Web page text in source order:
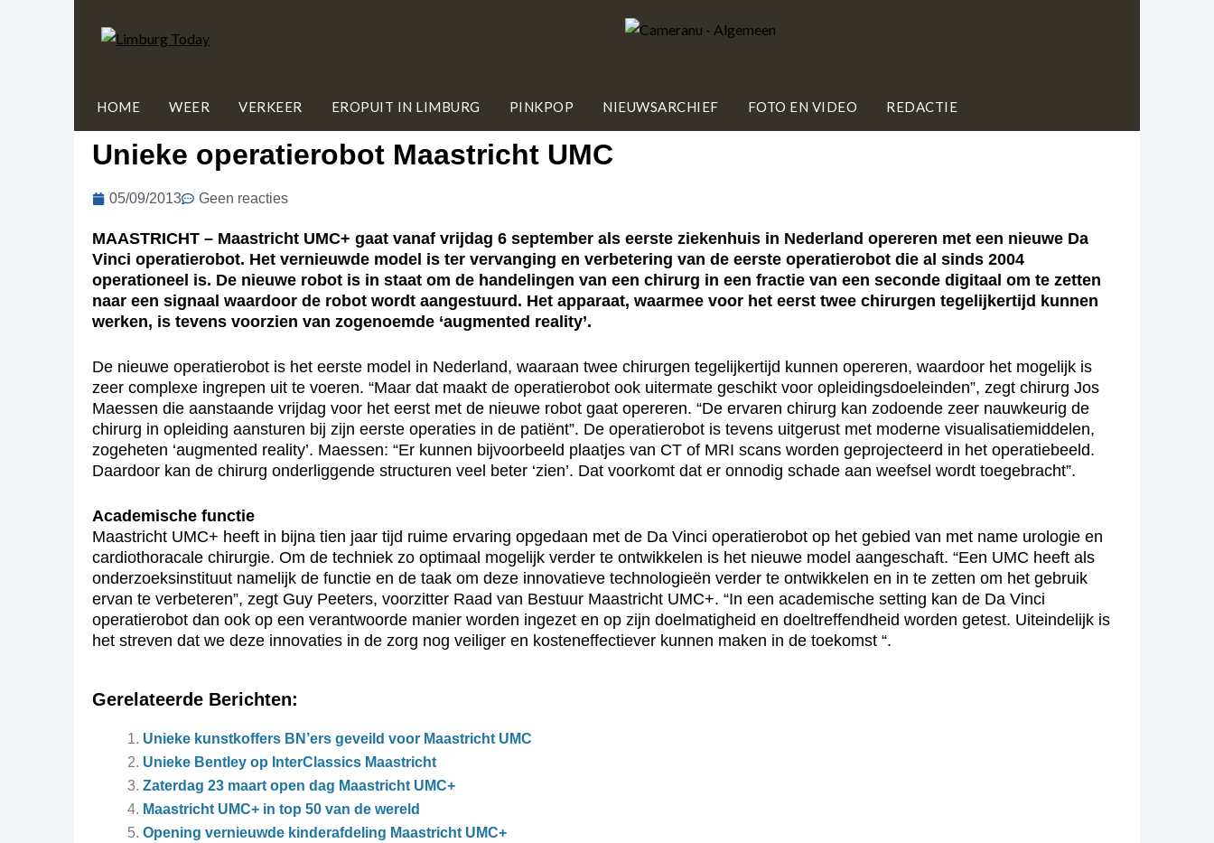
HOME WEER VERKEER EROPUIT IN LIMBURG PINKPOP NIEUWSARCHIEF FOTO EN VIDEO REDACTIE
Unieke operatierobot Maastricht UMC
05/09/2013 Geen reacties
MAASTRICHT – Maastricht UMC+ gaat vanaf vrijdag 6 september als eerste ziekenhuis in Nederland opereren met een nieuwe Da
Vinci operatierobot. Het vernieuwde model is ter vervanging en verbetering van de eerste operatierobot die al sinds 2004
operationeel is. De nieuwe robot is in staat om de handelingen van een chirurg in een fractie van een seconde digitaal om te zetten
naar een signaal waardoor de robot wordt aangestuurd. Het apparaat, waarmee voor het eerst twee chirurgen tegelijkertijd kunnen
werken, is tevens voorzien van zogenoemde ‘augmented reality’.
De nieuwe operatierobot is het eerste model in Nederland, waaraan twee chirurgen tegelijkertijd kunnen opereren, waardoor het mogelijk is
zeer complexe ingrepen uit te voeren. “Maar dat maakt de operatierobot ook uitermate geschikt voor opleidingsdoeleinden”, zegt chirurg Jos
Maessen die aanstaande vrijdag voor het eerst met de nieuwe robot gaat opereren. “De ervaren chirurg kan zodoende zeer nauwkeurig de
chirurg in opleiding aansturen bij zijn eerste operaties in de patiënt”. De operatierobot is tevens uitgerust met moderne visualisatiemiddelen,
zogeheten ‘augmented reality’. Maessen: “Er kunnen bijvoorbeeld plaatjes van CT of MRI scans worden geprojecteerd in het operatiebeeld.
Daardoor kan de chirurg onderliggende structuren veel beter ‘zien’. Dat voorkomt dat er onnodig schade aan weefsel wordt toegebracht”.
Academische functie
Maastricht UMC+ heeft in bijna tien jaar tijd ruime ervaring opgedaan met de Da Vinci operatierobot op het gebied van met name urologie en
cardiothoracale chirurgie. Om de techniek zo optimaal mogelijk verder te ontwikkelen is het nieuwe model aangeschaft. “Een UMC heeft als
onderzoeksinstituut namelijk de functie en de taak om deze innovatieve technologieën verder te ontwikkelen en in te zetten om het gebruik
ervan te verbeteren”, zegt Guy Peeters, voorzitter Raad van Bestuur Maastricht UMC+. “In een academische setting kan de Da Vinci
operatierobot dan ook op een verantwoorde manier worden ingezet en op zijn doelmatigheid en doeltreffendheid worden getest. Uiteindelijk is
het streven dat we deze innovaties in de zorg nog veiliger en kosteneffectiever kunnen maken in de toekomst “.
Gerelateerde Berichten:
Unieke kunstkoffers BN’ers geveild voor Maastricht UMC
Unieke Bentley op InterClassics Maastricht
Zaterdag 23 maart open dag Maastricht UMC+
Maastricht UMC+ in top 50 van de wereld
Opening vernieuwde kinderafdeling Maastricht UMC+